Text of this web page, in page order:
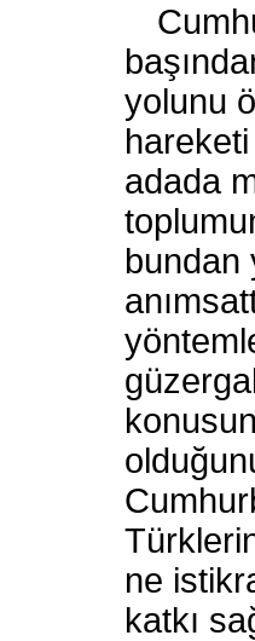
yolunu
adada
bundan
ne
katkı